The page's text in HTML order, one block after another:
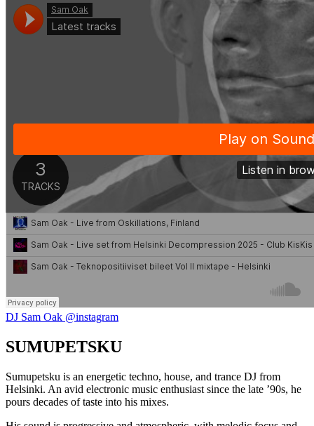
DJ Sam Oak @instagram
SUMUPETSKU
Sumupetsku is an energetic techno, house, and trance DJ from
Helsinki. An avid electronic music enthusiast since the late ’90s, he
pours decades of taste into his mixes.